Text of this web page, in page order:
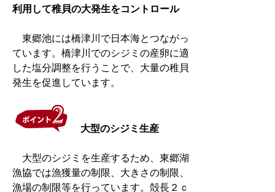
利用して稚貝の大発生をコントロール
東郷池には橋津川で日本海とつながっ
ています。橋津川でのシジミの産卵に適
した塩分調整を行うことで、大量の稚貝
発生を促進しています。
大型のシジミ生産
大型のシジミを生産するため、東郷湖
漁協では漁獲量の制限、大きさの制限、
漁場の制限等を行っています。殻長２ｃ